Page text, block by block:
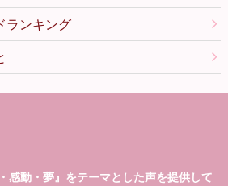
ランキング
感動・夢』をテーマとした声を提供して